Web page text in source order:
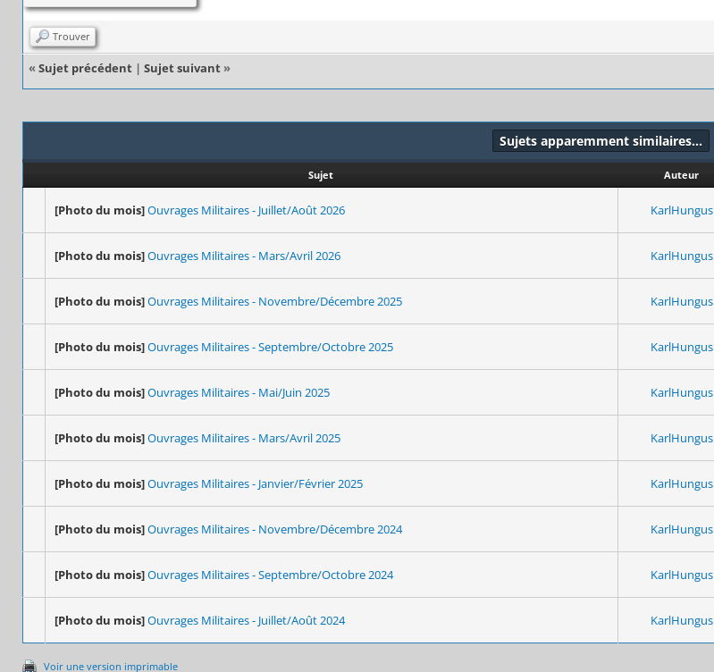
Trouver
« Sujet précédent | Sujet suivant »
Sujets apparemment similaires…
Sujet Auteur
[Photo du mois]Ouvrages Militaires - Juillet/Août 2026 KarlHungus
[Photo du mois]Ouvrages Militaires - Mars/Avril 2026 KarlHungus
[Photo du mois]Ouvrages Militaires - Novembre/Décembre 2025 KarlHungus
[Photo du mois]Ouvrages Militaires - Septembre/Octobre 2025 KarlHungus
[Photo du mois]Ouvrages Militaires - Mai/Juin 2025 KarlHungus
[Photo du mois]Ouvrages Militaires - Mars/Avril 2025 KarlHungus
[Photo du mois]Ouvrages Militaires - Janvier/Février 2025 KarlHungus
[Photo du mois]Ouvrages Militaires - Novembre/Décembre 2024 KarlHungus
[Photo du mois]Ouvrages Militaires - Septembre/Octobre 2024 KarlHungus
[Photo du mois]Ouvrages Militaires - Juillet/Août 2024 KarlHungus
Voir une version imprimable